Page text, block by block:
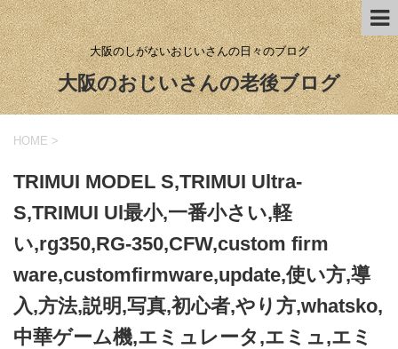
大阪のしがないおじいさんの日々のブログ
大阪のおじいさんの老後ブログ
HOME >
TRIMUI MODEL S,TRIMUI Ultra-
S,TRIMUI Ul最小,一番小さい,軽
い,rg350,RG-350,CFW,custom firm
ware,customfirmware,update,使い方,導
入,方法,説明,写真,初心者,やり方,whatsko,
中華ゲーム機,エミュレータ,エミュ,エミ